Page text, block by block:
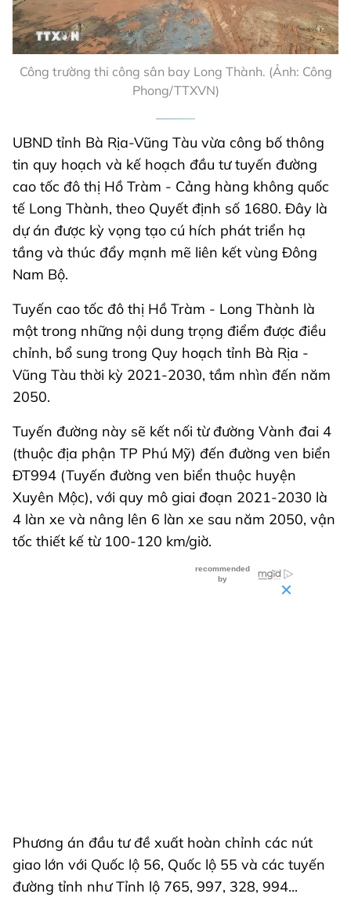
Công trường thi công sân bay Long Thành. (Ảnh: Công
Phong/TTXVN)
UBND tỉnh Bà Rịa-Vũng Tàu vừa công bố thông
tin quy hoạch và kế hoạch đầu tư tuyến đường
cao tốc đô thị Hồ Tràm - Cảng hàng không quốc
tế Long Thành, theo Quyết định số 1680. Đây là
dự án được kỳ vọng tạo cú hích phát triển hạ
tầng và thúc đẩy mạnh mẽ liên kết vùng Đông
Nam Bộ.
Tuyến cao tốc đô thị Hồ Tràm - Long Thành là
một trong những nội dung trọng điểm được điều
chỉnh, bổ sung trong Quy hoạch tỉnh Bà Rịa -
Vũng Tàu thời kỳ 2021-2030, tầm nhìn đến năm
2050.
Tuyến đường này sẽ kết nối từ đường Vành đai 4
(thuộc địa phận TP Phú Mỹ) đến đường ven biển
ĐT994 (Tuyến đường ven biển thuộc huyện
Xuyên Mộc), với quy mô giai đoạn 2021-2030 là
4 làn xe và nâng lên 6 làn xe sau năm 2050, vận
tốc thiết kế từ 100-120 km/giờ.
Phương án đầu tư đề xuất hoàn chỉnh các nút
giao lớn với Quốc lộ 56, Quốc lộ 55 và các tuyến
đường tỉnh như Tỉnh lộ 765, 997, 328, 994...